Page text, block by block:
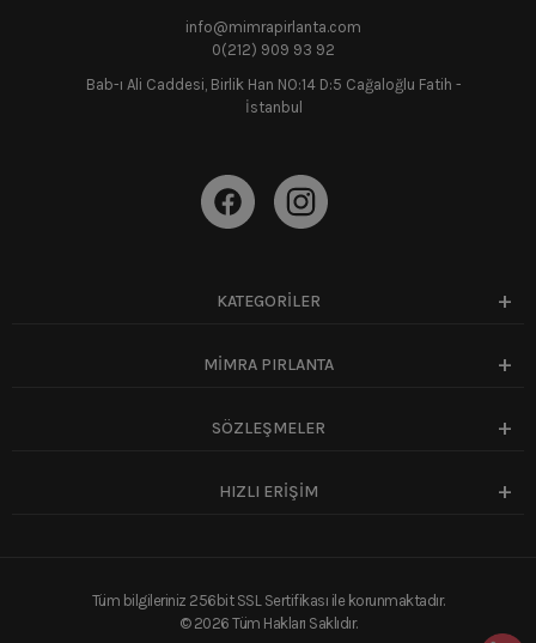
info@mimrapirlanta.com
0(212) 909 93 92
Bab-ı Ali Caddesi, Birlik Han NO:14 D:5 Cağaloğlu Fatih -
İstanbul
KATEGORİLER
MİMRA PIRLANTA
SÖZLEŞMELER
HIZLI ERİŞİM
Tüm bilgileriniz 256bit SSL Sertifikası ile korunmaktadır.
© 2026 Tüm Hakları Saklıdır.